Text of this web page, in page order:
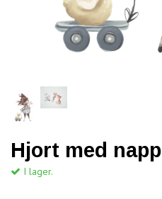
Hjort med napp
I lager.